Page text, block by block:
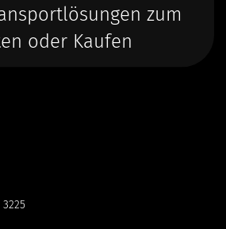
zum
oder Kaufen
3225